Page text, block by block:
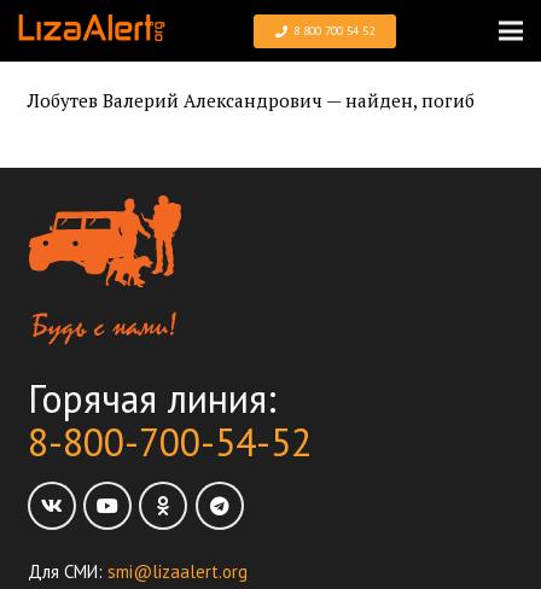
8 800 700 54 52
Лобутев Валерий Александрович — найден, погиб
Горячая линия:
8-800-700-54-52
Для СМИ: smi@lizaalert.org